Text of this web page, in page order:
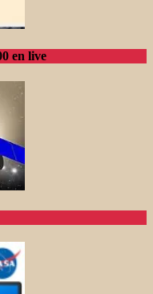
en live